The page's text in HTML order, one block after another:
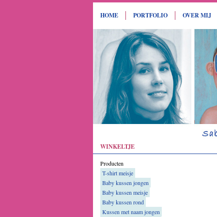
HOME PORTFOLIO OVER MIJ
WINKELTJE
Producten
T-shirt meisje
Baby kussen jongen
Baby kussen meisje
Baby kussen rond
Kussen met naam jongen